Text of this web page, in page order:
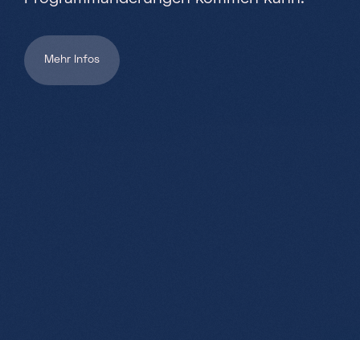
Mehr Infos